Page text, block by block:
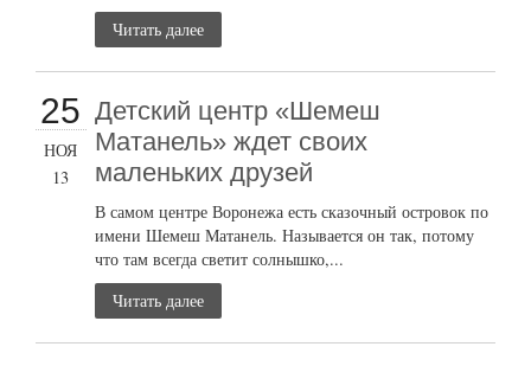
Читать далее
25
НОЯ
13
Детский центр «Шемеш
Матанель» ждет своих
маленьких друзей
В самом центре Воронежа есть сказочный островок по
имени Шемеш Матанель. Называется он так, потому
что там всегда светит солнышко,...
Читать далее